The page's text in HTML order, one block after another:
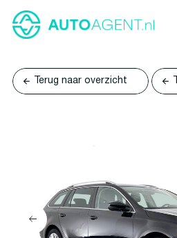
Terug naar overzicht